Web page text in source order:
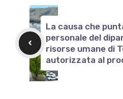
La causa che
personale del
risorse umane di
autorizzata al